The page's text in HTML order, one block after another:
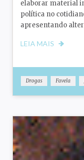
elaborar material
política no
apresentando
LEIA MAIS
Drogas Favela